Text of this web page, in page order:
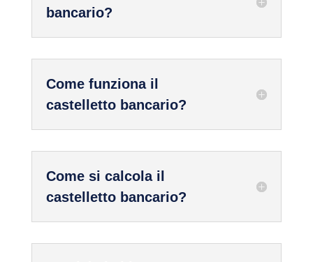
bancario?
Come funziona il
castelletto bancario?
Come si calcola il
castelletto bancario?